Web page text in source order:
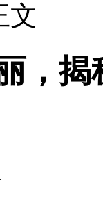
文
，